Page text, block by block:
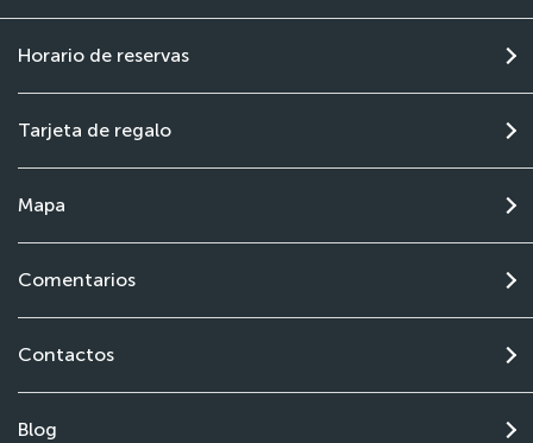
Horario de reservas
Tarjeta de regalo
Mapa
Comentarios
Contactos
Blog